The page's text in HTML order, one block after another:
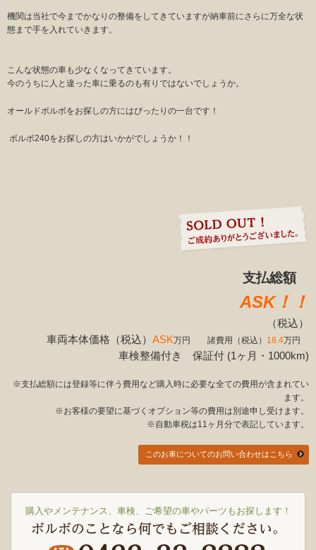
機関は当社で今までかなりの整備をしてきていますが納車前にさらに万全な状
態まで手を入れていきます。
こんな状態の車も少なくなってきています。
今のうちに人と違った車に乗るのも有りではないでしょうか。
オールドボルボをお探しの方にはぴったりの一台です！
ボルボ240をお探しの方はいかがでしょうか！！
支払総額
ASK！！
（税込）
車両本体価格（税込） ASK万円 諸費用（税込） 18.4万円
車検整備付き 保証付 (1ヶ月・1000km)
※支払総額には登録等に伴う費用など購入時に必要な全ての費用が含まれてい
ます。
※お客様の要望に基づくオプション等の費用は別途申し受けます。
※自動車税は11ヶ月分で表記しています。
このお車についてのお問い合わせはこちら
購入やメンテナンス、車検、ご希望の車やパーツもお探します！
ボルボのことなら何でもご相談ください。